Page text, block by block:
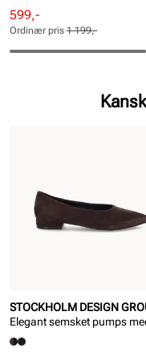
Rabattert
pris
Pris
599,-
Ordinær
pris
Pris
Ordinær pris 1 199,-
STOCKHOLM DESIGN
Elegant semsket pumps